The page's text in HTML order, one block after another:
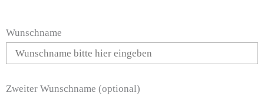
Wunschname
Zweiter Wunschname (optional)